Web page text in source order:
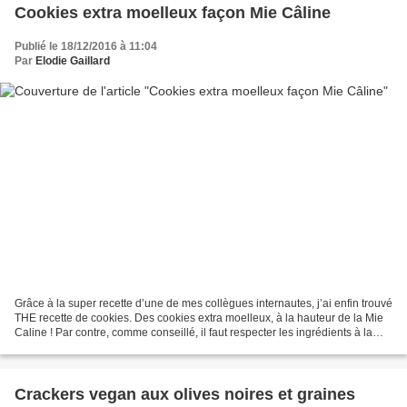
Cookies extra moelleux façon Mie Câline
Publié le 18/12/2016 à 11:04
Par Elodie Gaillard
Grâce à la super recette d’une de mes collègues internautes, j’ai enfin trouvé
THE recette de cookies. Des cookies extra moelleux, à la hauteur de la Mie
Caline ! Par contre, comme conseillé, il faut respecter les ingrédients à la
Crackers vegan aux olives noires et graines